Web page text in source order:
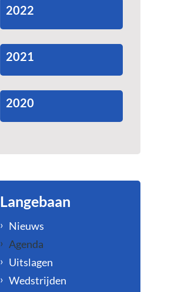
2022
2021
2020
Langebaan
Nieuws
Agenda
Uitslagen
Wedstrijden